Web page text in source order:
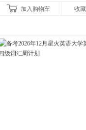
加入购物车
收藏